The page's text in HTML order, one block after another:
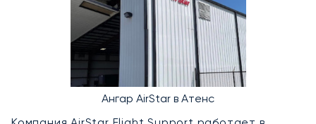
Ангар AirStar в Атенс